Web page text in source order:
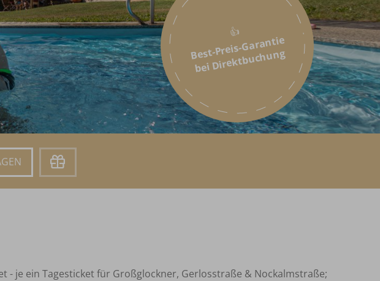
Gutschein
👍
Best-Preis-Garantie
bei Direktbuchung
- je ein Tagesticket für Großglockner, Gerlosstraße & Nockalmstraße;